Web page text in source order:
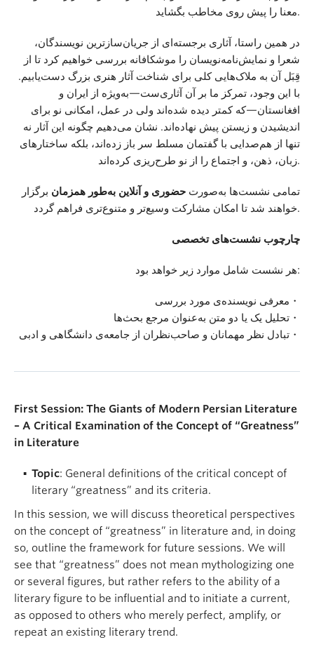
معنا را پیش روی مخاطب بگشاید.
در همین راستا، آثاری برجسته‌ای از جریان‌سازترین نویسندگان،
شعرا و نمایش‌نامه‌نویسان را موشکافانه بررسی خواهیم کرد تا از
قِبَل آن به ملاک‌هایی کلی برای شناخت آثار هنری بزرگ دست‌یابیم.
با این وجود، تمرکز ما بر آن آثاری‌ست—به‌ویژه از ایران و
افغانستان—که کمتر دیده شده‌اند ولی در عمل، امکانی نو برای
اندیشیدن و زیستن پیش نهاده‌اند. نشان می‌دهیم چگونه این آثار نه
تنها از هم‌صدایی با گفتمان مسلط سر باز زده‌اند، بلکه ساختارهای
زبان، ذهن، و اجتماع را از نو طرح‌ریزی کرده‌اند.
تمامی نشست‌ها به‌صورت حضوری و آنلاین به‌طور همزمان برگزار
خواهند شد تا امکان مشارکت وسیع‌تر و متنوع‌تری فراهم گردد.
چارچوب نشست‌های تخصصی
هر نشست شامل موارد زیر خواهد بود:
معرفی نویسنده‌ی مورد بررسی・
تحلیل یک یا دو متن به‌عنوان مرجع بحث‌ها・
تبادل نظر مهمانان و صاحب‌نظران از جامعه‌ی دانشگاهی و ادبی・
First Session: The Giants of Modern Persian Literature
– A Critical Examination of the Concept of “Greatness”
in Literature
Topic: General definitions of the critical concept of
literary “greatness” and its criteria.
In this session, we will discuss theoretical perspectives
on the concept of “greatness” in literature and, in doing
so, outline the framework for future sessions. We will
see that “greatness” does not mean mythologizing one
or several figures, but rather refers to the ability of a
literary figure to be influential and to initiate a current,
as opposed to others who merely perfect, amplify, or
repeat an existing literary trend.